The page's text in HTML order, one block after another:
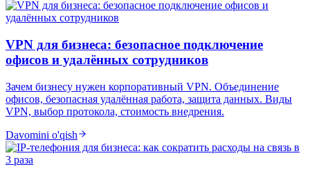
VPN для бизнеса: безопасное подключение
офисов и удалённых сотрудников
Зачем бизнесу нужен корпоративный VPN. Объединение
офисов, безопасная удалённая работа, защита данных. Виды
VPN, выбор протокола, стоимость внедрения.
Davomini o'qish